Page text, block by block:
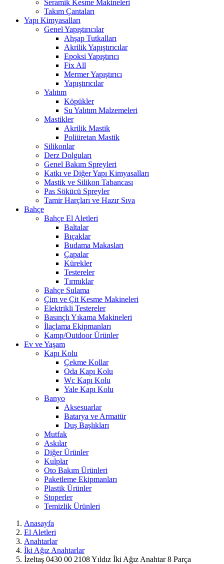
Seramik Kesme Makineleri
Takım Çantaları
Yapı Kimyasalları
Genel Yapıştırıcılar
Ahşap Tutkalları
Akrilik Yapıştırıcılar
Epoksi Yapıştırıcı
Fix All
Mermer Yapıştırıcı
Yapıştırıcılar
Yalıtım
Köpükler
Su Yalıtım Malzemeleri
Mastikler
Akrilik Mastik
Poliüretan Mastik
Silikonlar
Derz Dolguları
Genel Bakım Spreyleri
Katkı ve Diğer Yapı Kimyasalları
Mastik ve Silikon Tabancası
Pas Sökücü Spreyler
Tamir Harçları ve Hazır Sıva
Bahçe
Bahçe El Aletleri
Baltalar
Bıçaklar
Budama Makasları
Çapalar
Kürekler
Testereler
Tırmıklar
Bahçe Sulama
Çim ve Çit Kesme Makineleri
Elektrikli Testereler
Basınçlı Yıkama Makineleri
İlaçlama Ekipmanları
Kamp/Outdoor Ürünler
Ev ve Yaşam
Kapı Kolu
Çekme Kollar
Oda Kapı Kolu
Wc Kapı Kolu
Yale Kapı Kolu
Banyo
Aksesuarlar
Batarya ve Armatür
Duş Başlıkları
Mutfak
Askılar
Diğer Ürünler
Kulplar
Oto Bakım Ürünleri
Paketleme Ekipmanları
Plastik Ürünler
Stoperler
Temizlik Ürünleri
Anasayfa
El Aletleri
Anahtarlar
İki Ağız Anahtarlar
İzeltaş 0430 00 2108 Yıldız İki Ağız Anahtar 8 Parça